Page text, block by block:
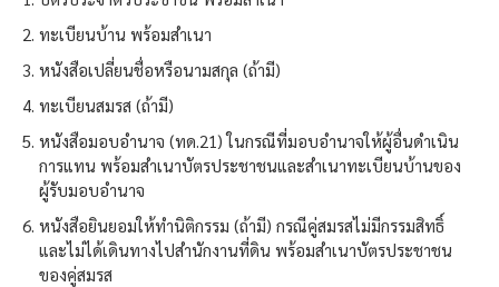
ทะเบียนบ้าน พร้อมสำเนา
หนังสือเปลี่ยนชื่อหรือนามสกุล (ถ้ามี)
ทะเบียนสมรส (ถ้ามี)
หนังสือมอบอำนาจ (ทด.21)ในกรณีที่มอบอำนาจให้ผู้อื่นดำเนิน
การแทน พร้อมสำเนาบัตรประชาชนและสำเนาทะเบียนบ้านของ
ผู้รับมอบอำนาจ
หนังสือยินยอมให้ทำนิติกรรม (ถ้ามี) กรณีคู่สมรสไม่มีกรรมสิทธิ์
และไม่ได้เดินทางไปสำนักงานที่ดิน พร้อมสำเนาบัตรประชาชน
ของคู่สมรส